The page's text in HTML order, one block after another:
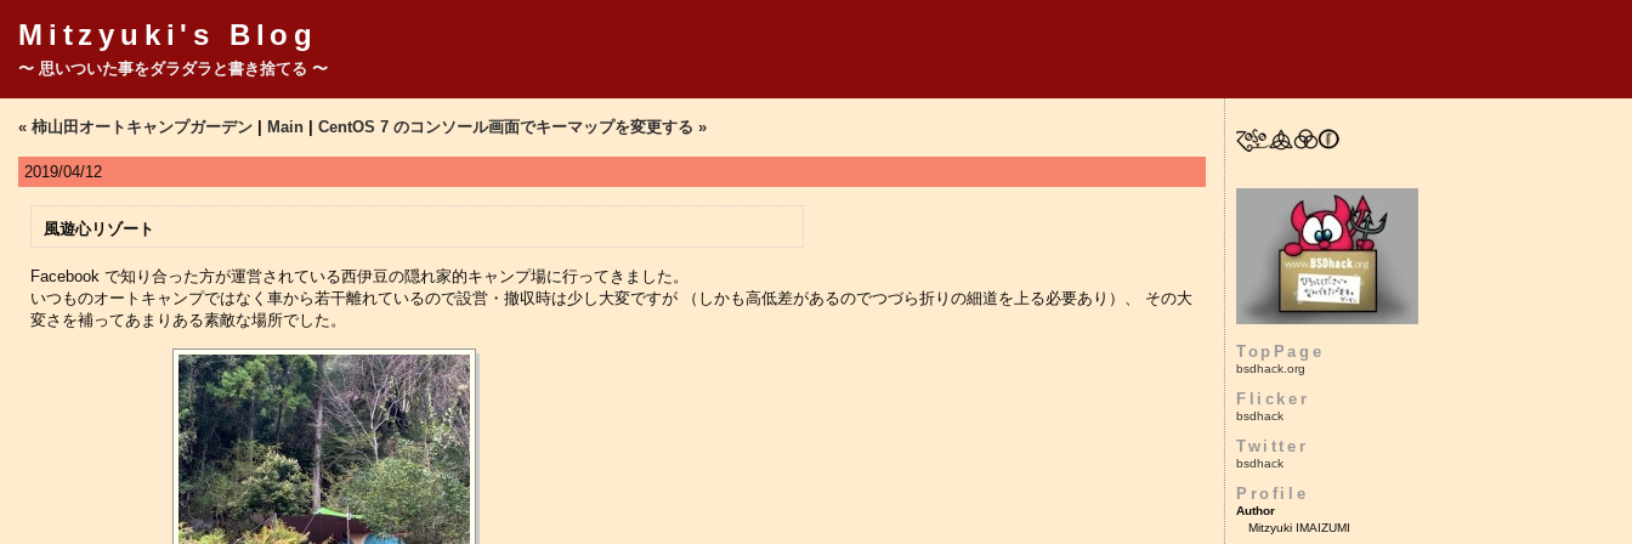
Mitzyuki's Blog
〜 思いついた事をダラダラと書き捨てる 〜
« 柿山田オートキャンプガーデン Main CentOS 7 のコンソール画面でキーマップを変更する »
2019/04/12
風遊心リゾート
Facebook で知り合った方が運営されている西伊豆の隠れ家的キャンプ場に行ってきました。
いつものオートキャンプではなく車から若干離れているので設営・撤収時は少し大変ですが （しかも高低差があるのでつづら折りの細道を上る必要あり）、 その大
変さを補ってあまりある素敵な場所でした。
TopPage
bsdhack.org
Flicker
bsdhack
Twitter
bsdhack
Profile
Author
Mitzyuki IMAIZUMI